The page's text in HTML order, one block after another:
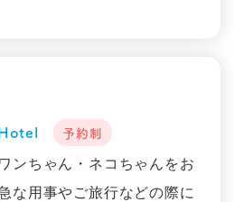
予約制
ンちゃん・ネコちゃんをお
な用事やご旅行などの際に